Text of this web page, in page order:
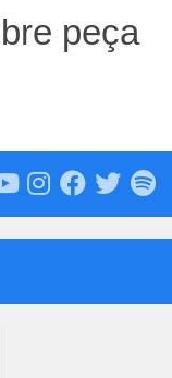
peça